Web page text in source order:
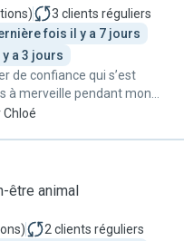
) 3 clients réguliers
fois il y a 7 jours
a 3 jours
de confiance qui s’est
à merveille pendant mon
elle a su apprivoiser le
être animal
) 2 clients réguliers